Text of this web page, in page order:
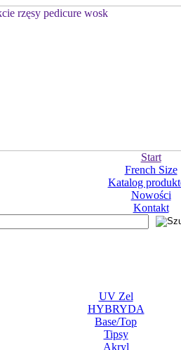
Start
French Size
Katalog
Nowości
Kontakt
UV Zel
HYBRYDA
Base/Top
Tipsy
Akryl